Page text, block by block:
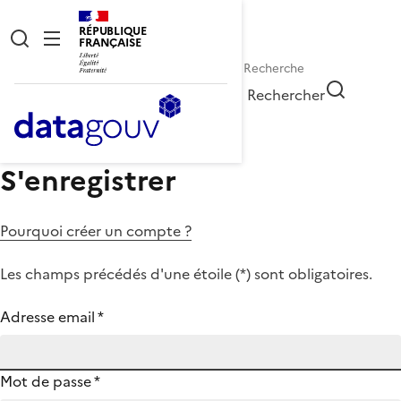
RÉPUBLIQUE
FRANÇAISE
Rechercher
S'enregistrer
Pourquoi créer un compte ?
Les champs précédés d'une étoile (*) sont obligatoires.
Adresse email*
Mot de passe*